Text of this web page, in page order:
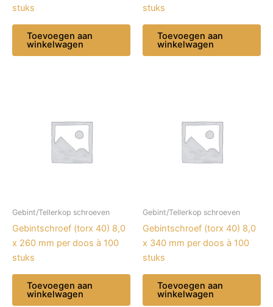
stuks
Toevoegen aan
winkelwagen
stuks
Toevoegen aan
winkelwagen
Gebint/Tellerkop schroeven
Gebintschroef (torx 40) 8,0
x 260 mm per doos à 100
stuks
Toevoegen aan
winkelwagen
Gebint/Tellerkop schroeven
Gebintschroef (torx 40) 8,0
x 340 mm per doos à 100
stuks
Toevoegen aan
winkelwagen